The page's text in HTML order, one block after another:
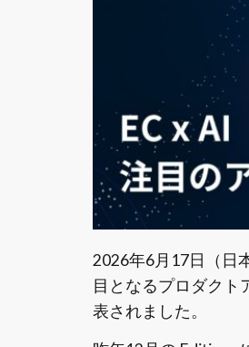
2026年6月17日（日
目となるプロダクト
表されました。